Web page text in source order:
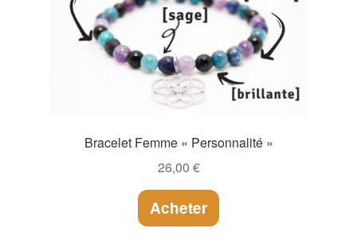
Bracelet Femme « Personnalité »
26,00 €
Acheter